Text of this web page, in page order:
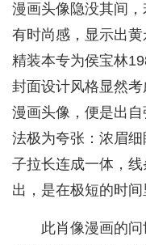
漫画头像隐没其间
有时尚感，显示出
精装本专为侯宝林
封面设计风格显然
漫画头像，便是出
法极为夸张：浓眉
子拉长连成一体，线
出，是在极短的时间
此肖像漫画的